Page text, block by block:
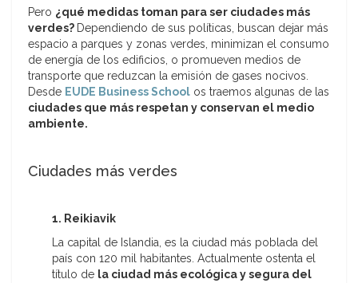
Pero ¿qué medidas toman para ser ciudades más
verdes? Dependiendo de sus políticas, buscan dejar más
espacio a parques y zonas verdes, minimizan el consumo
de energía de los edificios, o promueven medios de
transporte que reduzcan la emisión de gases nocivos.
Desde EUDE Business School os traemos algunas de las
ciudades que más respetan y conservan el medio
ambiente.
Ciudades más verdes
1. Reikiavik
La capital de Islandia, es la ciudad más poblada del
país con 120 mil habitantes. Actualmente ostenta el
título de la ciudad más ecológica y segura del